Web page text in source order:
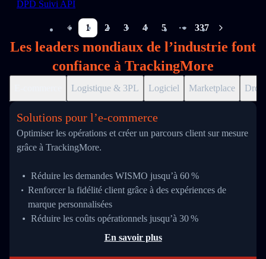
DPD Suivi API
1 2 3 4 5
More pages
337
Les leaders mondiaux de l’industrie font
confiance à TrackingMore
Logistique & 3PL Logiciel Marketplace
Solutions pour l’e‑commerce
Optimiser les opérations et créer un parcours client sur mesure
grâce à TrackingMore.
Réduire les demandes WISMO jusqu’à 60 %
Renforcer la fidélité client grâce à des expériences de
marque personnalisées
Réduire les coûts opérationnels jusqu’à 30 %
En savoir plus